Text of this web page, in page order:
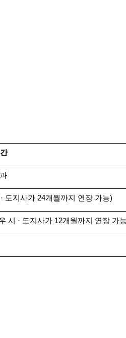
도지사가 24개월까지 연장 가능)
시 · 도지사가 12개월까지 연장 가